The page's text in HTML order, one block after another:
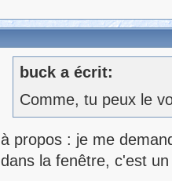
buck a écrit:
Comme, tu peux le
à propos : je me
dans la fenêtre, c'est